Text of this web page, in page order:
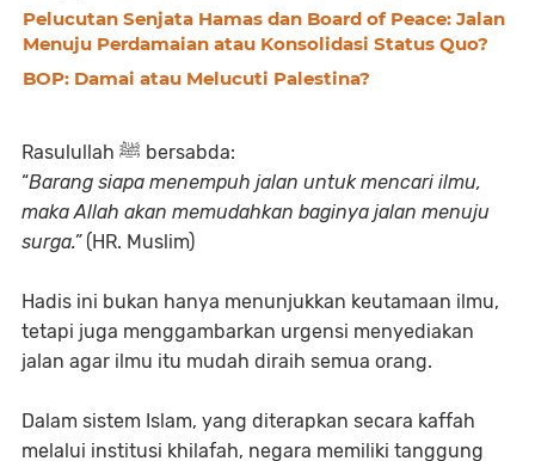
Pelucutan Senjata Hamas dan Board of Peace: Jalan
Menuju Perdamaian atau Konsolidasi Status Quo?
BOP: Damai atau Melucuti Palestina?
Rasulullah ﷺ bersabda:
“Barang siapa menempuh jalan untuk mencari ilmu,
maka Allah akan memudahkan baginya jalan menuju
surga.”(HR. Muslim)
Hadis ini bukan hanya menunjukkan keutamaan ilmu,
tetapi juga menggambarkan urgensi menyediakan
jalan agar ilmu itu mudah diraih semua orang.
Dalam sistem Islam, yang diterapkan secara kaffah
melalui institusi khilafah, negara memiliki tanggung